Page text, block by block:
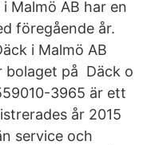
Malmö AB har en
föregående år.
i Malmö AB
bolaget på Däck o
3965 är ett
år 2015
service och